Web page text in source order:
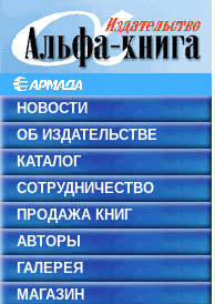
НОВОСТИ
ОБ ИЗДАТЕЛЬСТВЕ
КАТАЛОГ
СОТРУДНИЧЕСТВО
ПРОДАЖА КНИГ
АВТОРЫ
ГАЛЕРЕЯ
МАГАЗИН